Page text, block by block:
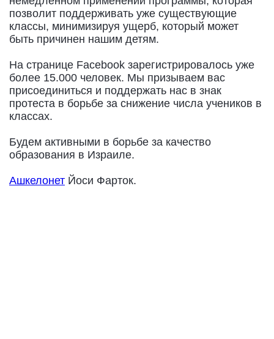
позволит поддерживать уже существующие
классы, минимизируя ущерб, который может
быть причинен нашим детям.
На странице Facebook зарегистрировалось уже
более 15.000 человек. Мы призываем вас
присоединиться и поддержать нас в знак
протеста в борьбе за снижение числа учеников в
классах.
Будем активными в борьбе за качество
образования в Израиле.
Ашкелонет Йоси Фарток.